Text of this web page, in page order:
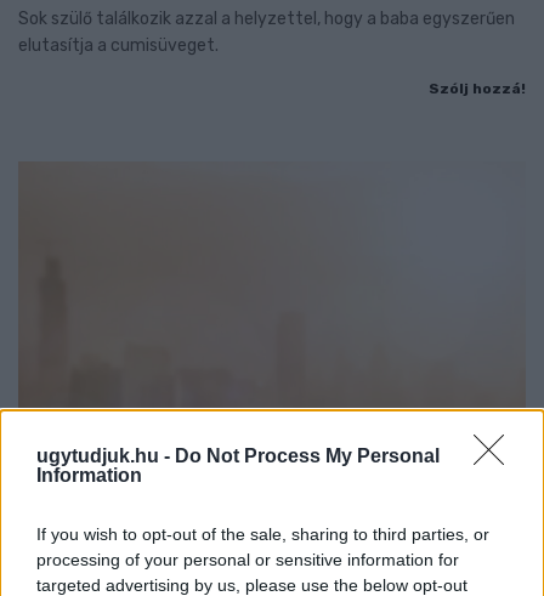
ugytudjuk.hu - Do Not Process My Personal
Information
If you wish to opt-out of the sale, sharing to third parties, or
processing of your personal or sensitive information for
targeted advertising by us, please use the below opt-out
Sok szülő találkozik azzal a helyzettel, hogy a baba egyszerűen
elutasítja a cumisüveget.
Szólj hozzá!
NEM VÁRT HELYEN IS OKOZHAT PROBLÉMÁKAT AZ
EXTRÉM HŐSÉG: A TALAJKÖZELI ÓZON AZ ÚJ
VESZÉLYFORRÁS